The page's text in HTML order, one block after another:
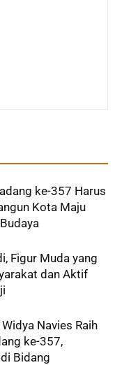
ke-357 Harus
Kota Maju
Figur Muda yang
dan Aktif
Navies Raih
ke-357,
Bidang